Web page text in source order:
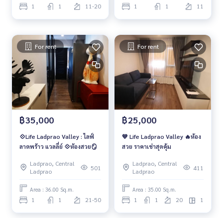
1 1 11-20 1 1 11
For rent
฿35,000
💠Life Ladprao Valley : ไลฟ์
ลาดพร้าว แวลลี่ย์ 💠ห้องสวย🪞
Ladprao, Central
Ladprao
501
Area : 36.00 Sq.m.
1 1 21-50
For rent
฿25,000
💙 Life Ladprao Valley 🔥ห้อง
สวย ราคาเช่าสุดคุ้ม
Ladprao, Central
Ladprao
411
Area : 35.00 Sq.m.
1 1 20 1